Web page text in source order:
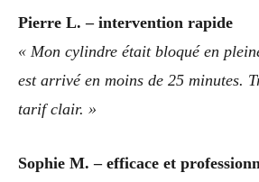
Pierre L. – intervention rapide
« Mon cylindre était bloqué en
est arrivé en moins de 25 minutes.
tarif clair. »
Sophie M. – efficace et